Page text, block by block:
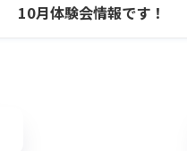
10月体験会情報です！